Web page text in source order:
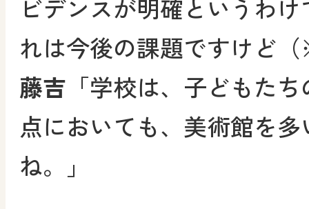
ビデンスが明確というわ
れは今後の課題ですけど
藤吉 「学校は、子どもた
点においても、美術館を
ね。」